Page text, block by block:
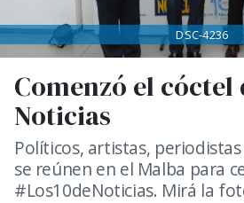
Comenzó el cóctel
Noticias
Políticos, artistas,
se reúnen en el Malba para
#Los10deNoticias. Mirá la
DSC-4236